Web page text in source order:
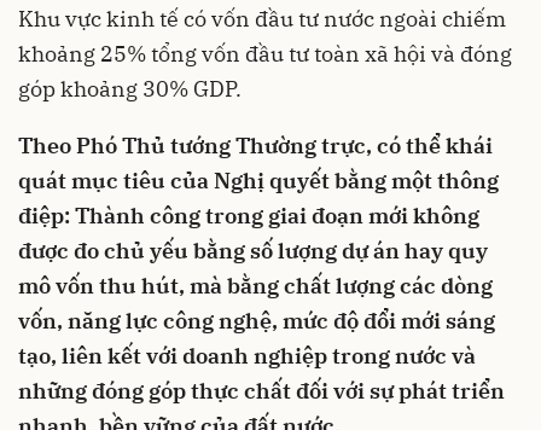
Khu vực kinh tế có vốn đầu tư nước ngoài chiếm
khoảng 25% tổng vốn đầu tư toàn xã hội và đóng
góp khoảng 30% GDP.
Theo Phó Thủ tướng Thường trực, có thể khái
quát mục tiêu của Nghị quyết bằng một thông
điệp: Thành công trong giai đoạn mới không
được đo chủ yếu bằng số lượng dự án hay quy
mô vốn thu hút, mà bằng chất lượng các dòng
vốn, năng lực công nghệ, mức độ đổi mới sáng
tạo, liên kết với doanh nghiệp trong nước và
những đóng góp thực chất đối với sự phát triển